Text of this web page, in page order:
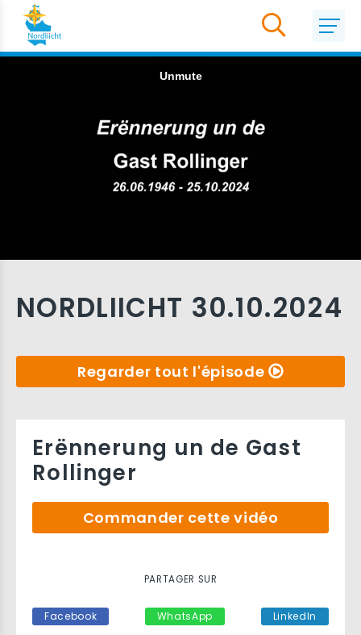
NORDLIICHT 30.10.2024
Regarder tout l'épisode
Erënnerung un de Gast
Rollinger
Commander cette vidéo
PARTAGER SUR
Facebook WhatsApp LinkedIn